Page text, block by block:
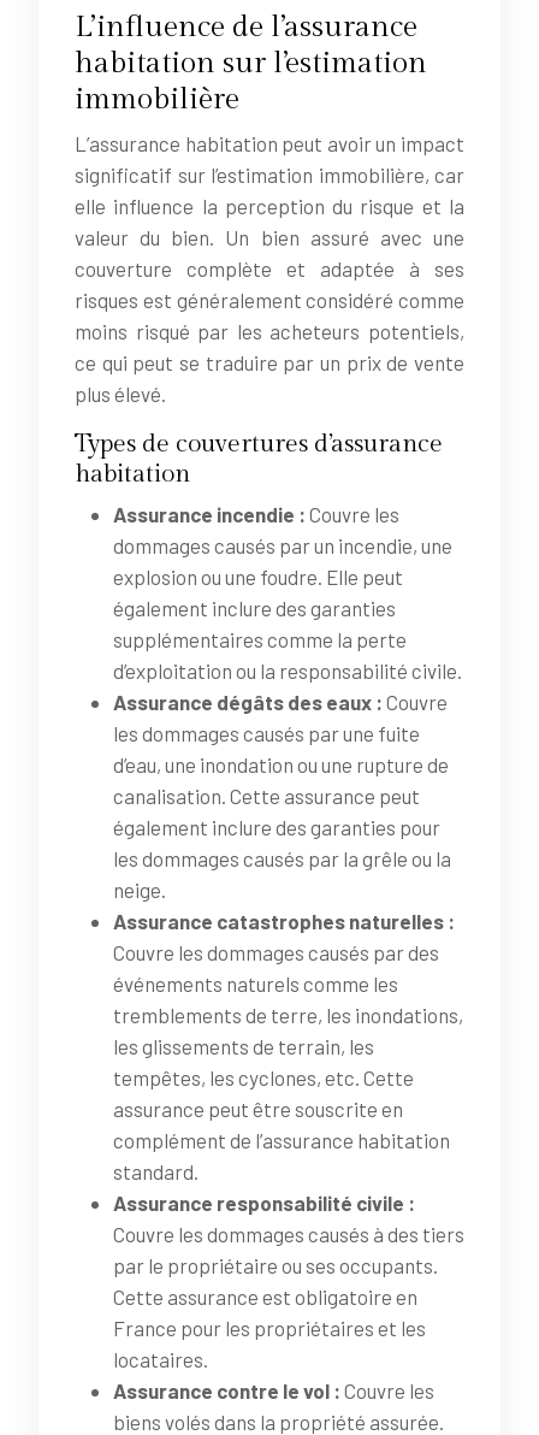
L’influence de l’assurance
habitation sur l’estimation
immobilière
L’assurance habitation peut avoir un impact
significatif sur l’estimation immobilière, car
elle influence la perception du risque et la
valeur du bien. Un bien assuré avec une
couverture complète et adaptée à ses
risques est généralement considéré comme
moins risqué par les acheteurs potentiels,
ce qui peut se traduire par un prix de vente
plus élevé.
Types de couvertures d’assurance
habitation
Assurance incendie : Couvre les
dommages causés par un incendie, une
explosion ou une foudre. Elle peut
également inclure des garanties
supplémentaires comme la perte
d’exploitation ou la responsabilité civile.
Assurance dégâts des eaux : Couvre
les dommages causés par une fuite
d’eau, une inondation ou une rupture de
canalisation. Cette assurance peut
également inclure des garanties pour
les dommages causés par la grêle ou la
neige.
Assurance catastrophes naturelles :
Couvre les dommages causés par des
événements naturels comme les
tremblements de terre, les inondations,
les glissements de terrain, les
tempêtes, les cyclones, etc. Cette
assurance peut être souscrite en
complément de l’assurance habitation
standard.
Assurance responsabilité civile :
Couvre les dommages causés à des tiers
par le propriétaire ou ses occupants.
Cette assurance est obligatoire en
France pour les propriétaires et les
locataires.
Assurance contre le vol : Couvre les
biens volés dans la propriété assurée.